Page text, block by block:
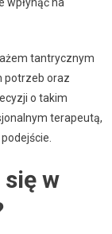
tantrycznym
potrzeb oraz
o takim
terapeutą,
w